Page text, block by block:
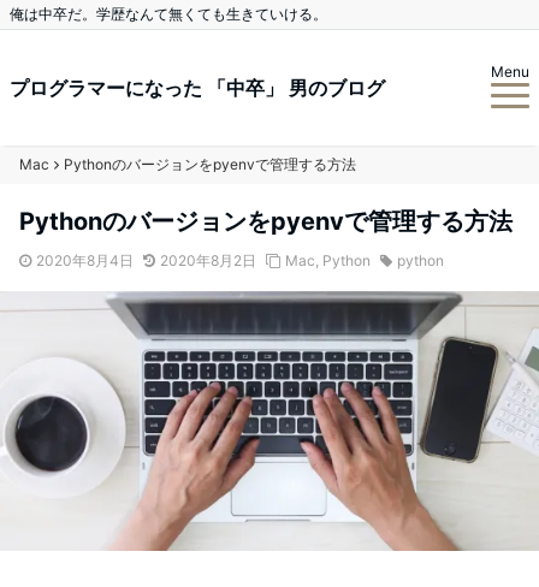
俺は中卒だ。学歴なんて無くても生きていける。
プログラマーになった 「中卒」 男のブログ
Menu
Mac Pythonのバージョンをpyenvで管理する方法
Pythonのバージョンをpyenvで管理する方法
2020年8月4日 2020年8月2日 Mac, Python python